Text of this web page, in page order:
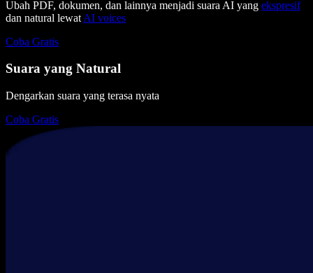
Ubah PDF, dokumen, dan lainnya menjadi suara AI yang ekspresif
dan natural lewat AI voices
Coba Gratis
Suara yang Natural
Dengarkan suara yang terasa nyata
Coba Gratis